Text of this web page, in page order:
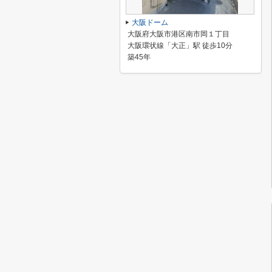
大阪ドーム
大阪府大阪市港区南市岡１丁目
大阪環状線「大正」駅 徒歩10分
築45年